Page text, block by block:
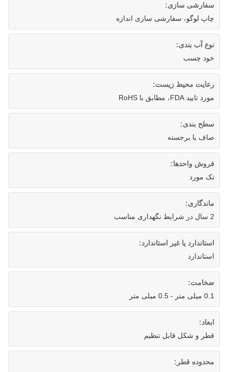
سفارشی سازی:
چاپ لوگو، سفارشی سازی اندازه
نوع آب بندی:
خود چسب
رعایت محیط زیست:
مورد تایید FDA، مطابق با RoHS
سطح بندی:
صاف یا برجسته
فروش واحدها:
تک مورد
ماندگاری:
2 سال در شرایط نگهداری مناسب
استاندارد یا غیر استاندارد:
استاندارد
ضخامت:
0.1 میلی متر - 0.5 میلی متر
ابعاد:
قطر و شکل قابل تنظیم
محدوده قطر: